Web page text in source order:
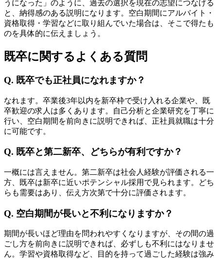
うになった」のように、過去の選択を現在の志望につなげる
と、納得感のある説明になります。空白期間にアルバイト・
資格取得・学習などに取り組んでいた場合は、そこで得たも
のを具体的に伝えましょう。
既卒に関するよくある質問
Q. 既卒でも正社員になれますか？
なれます。卒業後3年以内を新卒枠で受け入れる企業や、既
卒歓迎の求人は多くあります。自己分析と企業研究を丁寧に
行い、空白期間を前向きに説明できれば、正社員就職は十分
に可能です。
Q. 既卒と第二新卒、どちらが有利ですか？
一概には言えません。第二新卒は社会人経験が評価される一
方、既卒は新卒に近いポテンシャル採用で見られます。どち
らも需要はあり、伝え方次第で十分に評価されます。
Q. 空白期間が長いと不利になりますか？
期間が長いほど理由を問われやすくなりますが、その間の過
ごし方を前向きに説明できれば、必ずしも不利にはなりませ
ん。学習や資格取得など、目的を持って過ごした経験は強み